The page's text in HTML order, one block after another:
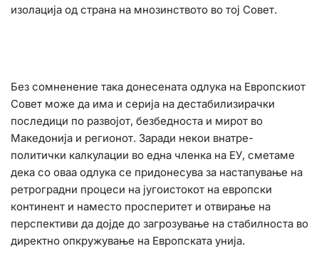
изолација од страна на мнозинството во тој Совет.
Без сомненение така донесената одлука на Европскиот
Совет може да има и серија на дестабилизирачки
последици по развојот, безбедноста и мирот во
Македонија и регионот. Заради некои внатре-
политички калкулации во една членка на ЕУ, сметаме
дека со оваа одлука се придонесува за настапување на
ретроградни процеси на југоистокот на европски
континент и наместо просперитет и отвирање на
перспективи да дојде до загрозување на стабилноста во
директно опкружување на Европската унија.